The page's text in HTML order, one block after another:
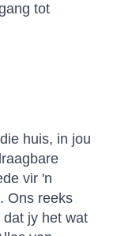
tot
huis, in jou
vir 'n
Ons reeks
jy het wat